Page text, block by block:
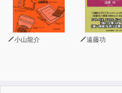
小山龍介 遠藤功